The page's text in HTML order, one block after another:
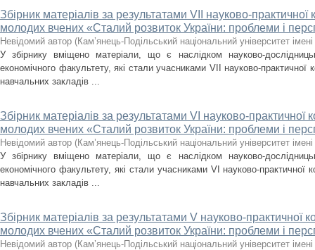
Збірник матеріалів за результатами VІI науково-практичної
молодих вчених «Сталий розвиток України: проблеми і
Невідомий автор (Кам’янець-Подільський національний університет
У збірнику вміщено матеріали, що є наслідком науково-
економічного факультету, які стали учасниками VII науково-практичної
навчальних закладів ...
Збірник матеріалів за результатами VІ науково-практичної
молодих вчених «Сталий розвиток України: проблеми і
Невідомий автор (Кам’янець-Подільський національний університет
У збірнику вміщено матеріали, що є наслідком науково-
економічного факультету, які стали учасниками VI науково-практичної
навчальних закладів ...
Збірник матеріалів за результатами V науково-практичної
молодих вчених «Сталий розвиток України: проблеми і
Невідомий автор (Кам’янець-Подільський національний університет